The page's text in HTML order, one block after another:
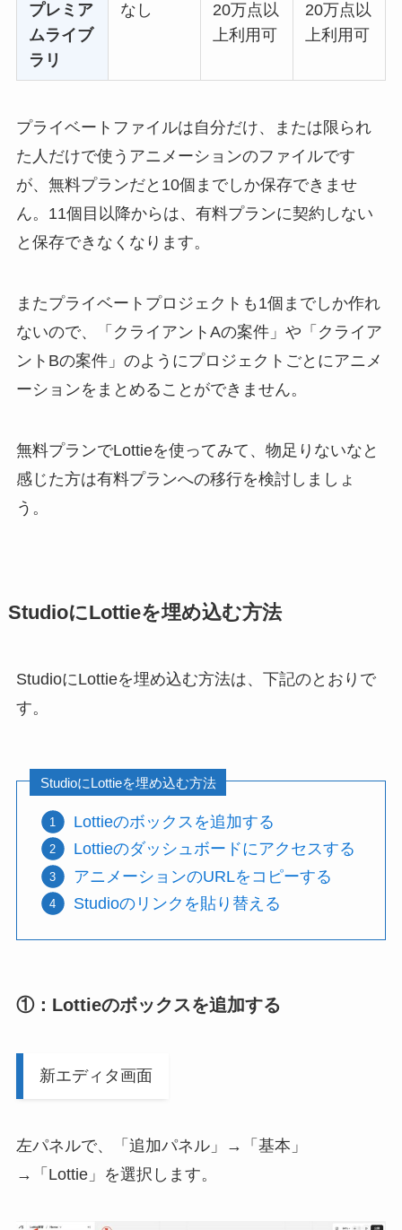
プレミア
ムライブ
ラリ
なし
20万点以
上利用可
20万点以
上利用可
プライベートファイルは自分だけ、または限られ
た人だけで使うアニメーションのファイルです
が、無料プランだと10個までしか保存できませ
ん。11個目以降からは、有料プランに契約しない
と保存できなくなります。
またプライベートプロジェクトも1個までしか作れ
ないので、「クライアントAの案件」や「クライア
ントBの案件」のようにプロジェクトごとにアニメ
ーションをまとめることができません。
無料プランでLottieを使ってみて、物足りないなと
感じた方は有料プランへの移行を検討しましょ
う。
StudioにLottieを埋め込む方法
StudioにLottieを埋め込む方法は、下記のとおりで
す。
StudioにLottieを埋め込む方法
Lottieのボックスを追加する
Lottieのダッシュボードにアクセスする
アニメーションのURLをコピーする
Studioのリンクを貼り替える
①：Lottieのボックスを追加する
新エディタ画面
左パネルで、「追加パネル」→「基本」
→「Lottie」を選択します。